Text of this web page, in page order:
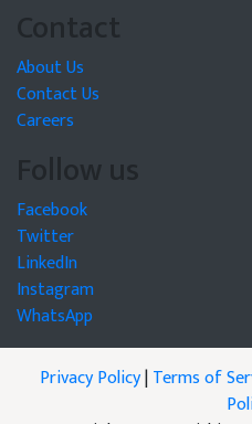
Contact
About Us
Contact Us
Careers
Follow us
Facebook
Twitter
LinkedIn
Instagram
WhatsApp
Privacy Policy|Terms of